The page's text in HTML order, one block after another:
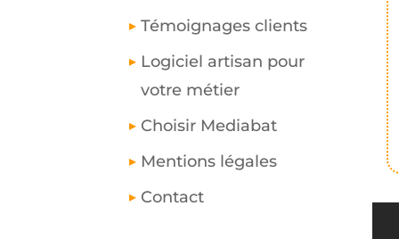
Témoignages clients
Logiciel artisan pour
votre métier
Choisir Mediabat
Mentions légales
Contact